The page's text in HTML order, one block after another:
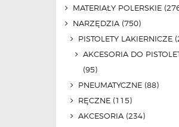
MATERIAŁY POLERSKIE
NARZĘDZIA (750)
PISTOLETY LAKIERNICZE
AKCESORIA DO
(95)
PNEUMATYCZNE (88)
RĘCZNE (115)
AKCESORIA (234)